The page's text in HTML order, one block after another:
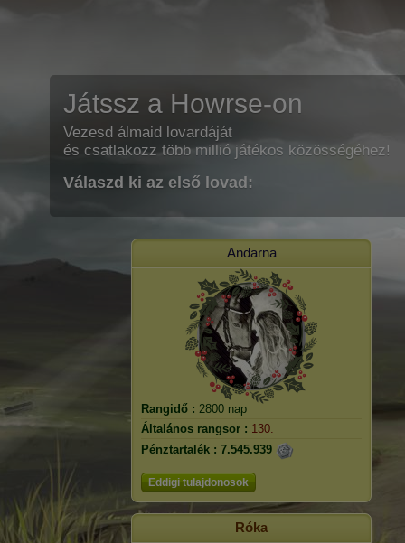
Játssz a Howrse-on
Vezesd álmaid lovardáját
és csatlakozz több millió játékos közösségéhez!
Válaszd ki az első lovad:
Andarna
Rangidő : 2800 nap
Általános rangsor : 130.
Pénztartalék : 7.545.939
Eddigi tulajdonosok
Róka